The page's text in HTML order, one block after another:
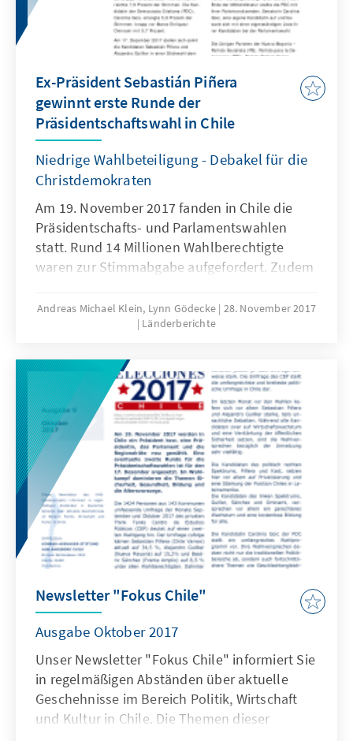
Ex-Präsident Sebastián Piñera
gewinnt erste Runde der
Präsidentschaftswahl in Chile
Niedrige Wahlbeteiligung - Debakel für die
Christdemokraten
Am 19. November 2017 fanden in Chile die
Präsidentschafts- und Parlamentswahlen
statt. Rund 14 Millionen Wahlberechtigte
waren zur Stimmabgabe aufgefordert. Zudem
Regionalräte neu gewählt.
Andreas Michael Klein, Lynn Gödecke 28. November 2017
Länderberichte
Newsletter "Fokus Chile"
Ausgabe Oktober 2017
Unser Newsletter "Fokus Chile" informiert Sie
in regelmäßigen Abständen über aktuelle
Geschehnisse im Bereich Politik, Wirtschaft
und Kultur in Chile. Die Themen dieser